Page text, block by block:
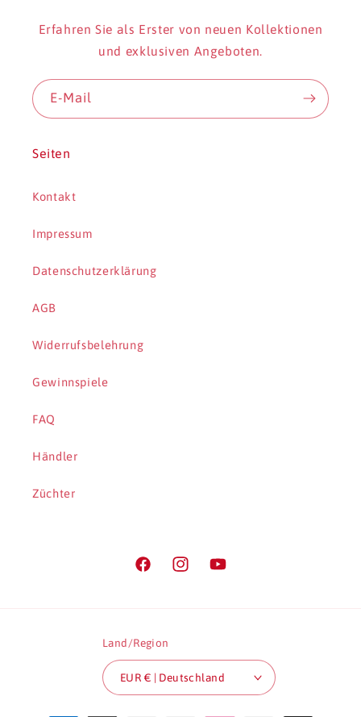
Erfahren Sie als Erster von neuen Kollektionen
und exklusiven Angeboten.
E-Mail
Seiten
Kontakt
Impressum
Datenschutzerklärung
AGB
Widerrufsbelehrung
Gewinnspiele
FAQ
Händler
Züchter
FacebookInstagramYouTube
Land/Region
EUR € | Deutschland